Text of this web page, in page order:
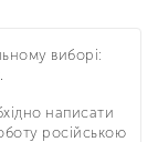
виборі:
написати
російською